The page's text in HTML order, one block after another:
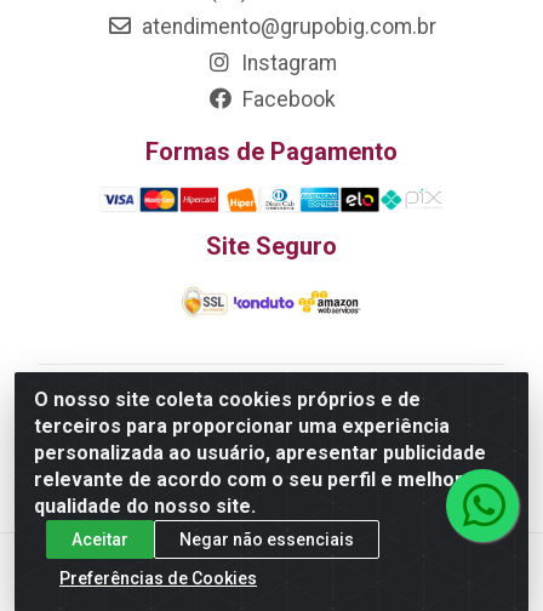
O nosso site coleta cookies próprios e de
terceiros para proporcionar uma experiência
personalizada ao usuário, apresentar publicidade
relevante de acordo com o seu perfil e melhorar a
qualidade do nosso site.
Aceitar
Negar não essenciais
Preferências de Cookies
atendimento@grupobig.com.br
Instagram
Facebook
Formas de Pagamento
Site Seguro
Edn Utilidades Domésticas Importação e Exportação
LTDA - R. Edmundo Pinto da Cunha, LT APM 06, N 133 -
Res. Luiza Monteiro, Trindade - GO, 75385-000 - CNPJ
20.758.851.0045/26